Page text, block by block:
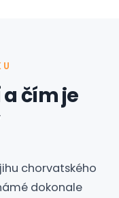
čím je
chorvatského
dokonale